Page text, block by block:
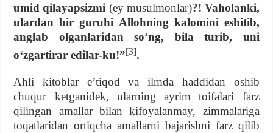
umid qilayapsizmi (ey musulmonlar)?! Vaholanki,
ulardan bir guruhi Allohning kalomini eshitib,
anglab olganlaridan soʻng, bila turib, uni
oʻzgartirar edilar-ku!”[3].
Ahli kitoblar eʼtiqod va ilmda haddidan oshib
chuqur ketganidek, ularning ayrim toifalari farz
qilingan amallar bilan kifoyalanmay, zimmalariga
toqatlaridan ortiqcha amallarni bajarishni farz qilib